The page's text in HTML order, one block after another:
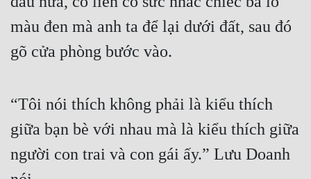
Phương Tây
Phản Phái
Quan Trường
Sủng
màu đen mà anh ta để lại dưới đất, sau đó
gõ cửa phòng bước vào.
“Tôi nói thích không phải là kiểu thích
giữa bạn bè với nhau mà là kiểu thích giữa
người con trai và con gái ấy.” Lưu Doanh